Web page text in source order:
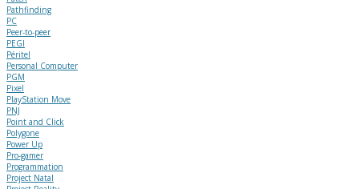
Pathfinding
PC
Peer-to-peer
PEGI
Péritel
Personal Computer
PGM
Pixel
PlayStation Move
PNJ
Point and Click
Polygone
Power Up
Pro-gamer
Programmation
Project Natal